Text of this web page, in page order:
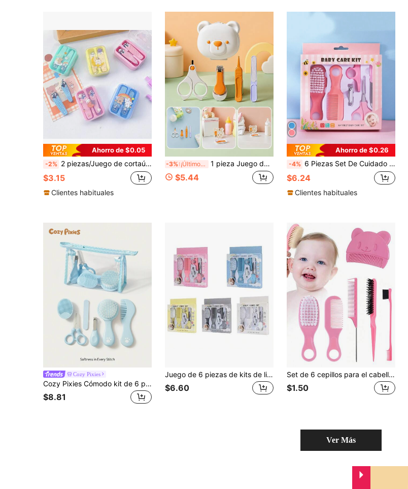
Ahorro de $0.05
-2% 2 piezas/Juego de cortaúñas para bebé, kit de aseo con tijeras de uñas portátiles y lindas para uñas de los dedos y de los pies de bebés
$3.15
Clientes habituales
-3% ¡Últimos 3 días 1 pieza Juego de cortauñas para bebé con protección antipellizco, cortauñas de dibujos animados para recién nacidos, lima de uñas y tijeras para niños
$5.44
Ahorro de $0.26
-4% 6 Piezas Set De Cuidado Diario Para Recién Nacidos De Color Rosa Para Uñas Y Cabello, Incluye Cepillo De Belleza, Peine Y Cortaúñas Para Uso Doméstico
$6.24
Clientes habituales
Cozy Pixies
Cozy Pixies Cómodo kit de 6 piezas de cuidado de uñas de bebé Pixies azul
$8.81
Juego de 6 piezas de kits de limpieza para bebés con mangos de dibujos animados en azul, rosa, amarillo, gris y blanco, que incluyen productos para el cuidado del cabello y las uñas como cepillos, peines y cortaúñas, diseñados para uso doméstico
$6.60
Set de 6 cepillos para el cabello de bebé, adecuados para todo tipo de cabello, mango duradero de ABS, set de cepillos para el cuidado del cabello recién nacido para peinado
$1.50
Ver Más